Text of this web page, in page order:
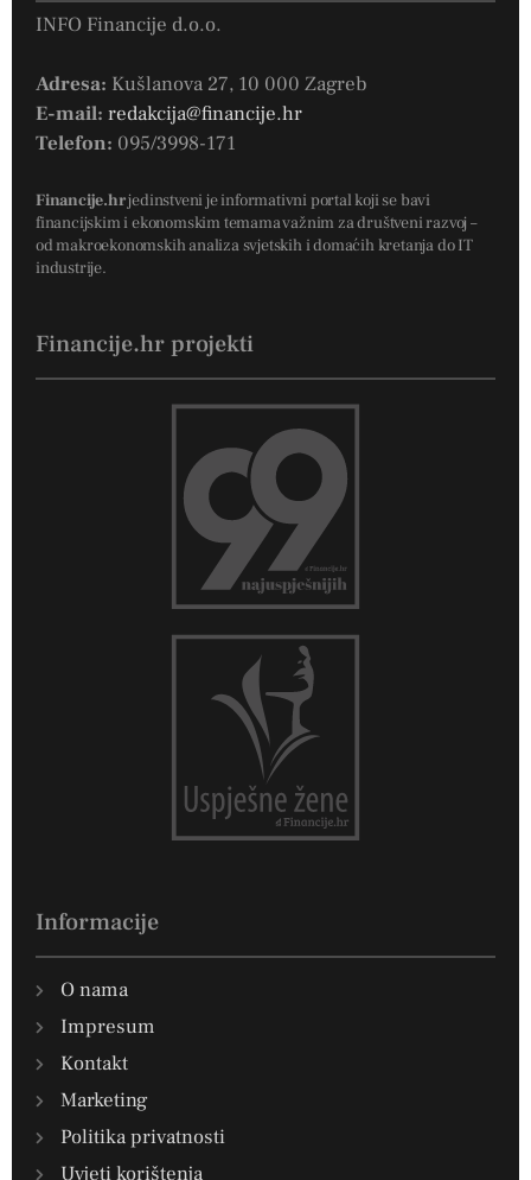
INFO Financije d.o.o.
Adresa: Kušlanova 27, 10 000 Zagreb
E-mail: redakcija@financije.hr
Telefon: 095/3998-171
Financije.hrjedinstveni je informativni portal koji se bavi
financijskim i ekonomskim temama važnim za društveni razvoj –
od makroekonomskih analiza svjetskih i domaćih kretanja do IT
industrije.
Financije.hr projekti
Informacije
O nama
Impresum
Kontakt
Marketing
Politika privatnosti
Uvjeti korištenja